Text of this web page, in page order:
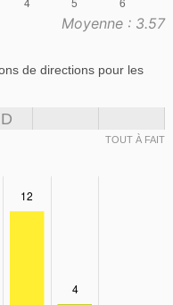
Moyenne : 3.57
de directions pour les
D
TOUT À FAIT